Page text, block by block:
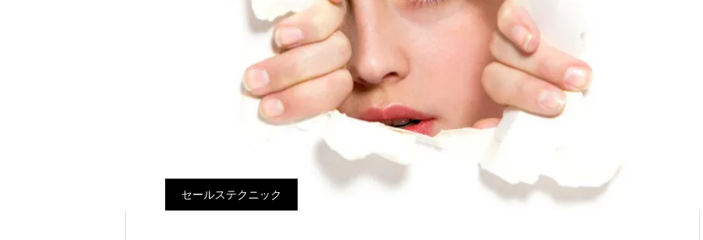
セールステクニック
銀行を辞め、家族を失いかけ、
仕事を嫌いになった僕が、10年
かけてようやく気づいたこと。
仕事よりも家庭を圧倒的に
にすべき４つの理由